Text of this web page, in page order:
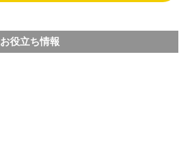
お役立ち情報